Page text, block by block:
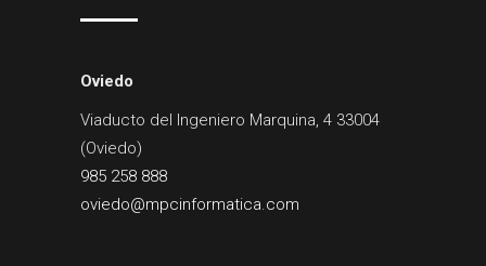
Oviedo
Viaducto del Ingeniero Marquina, 4 33004
(Oviedo)
985 258 888
oviedo@mpcinformatica.com